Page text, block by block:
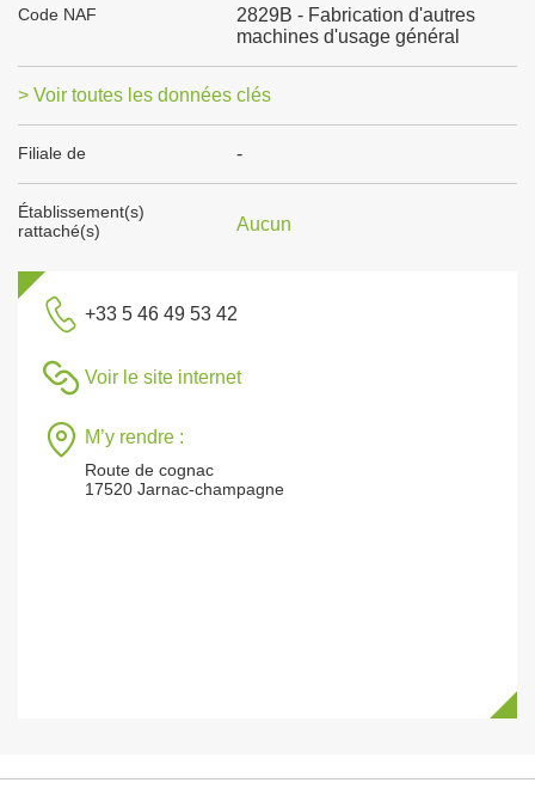
Code NAF
2829B - Fabrication d'autres
machines d'usage général
> Voir toutes les données clés
Filiale de -
Établissement(s)
rattaché(s)
Aucun
+33 5 46 49 53 42
Voir le site internet
M’y rendre :
Route de cognac
17520 Jarnac-champagne